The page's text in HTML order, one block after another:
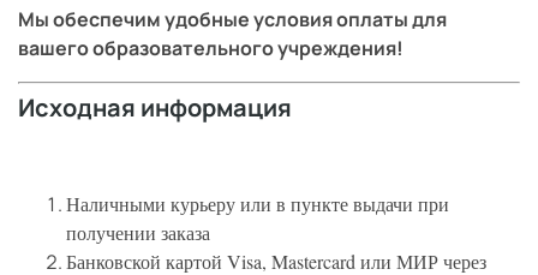
Мы обеспечим удобные условия оплаты для
вашего образовательного учреждения!
Исходная информация
Наличными курьеру или в пункте выдачи при
получении заказа
Банковской картой Visa, Mastercard или МИР через